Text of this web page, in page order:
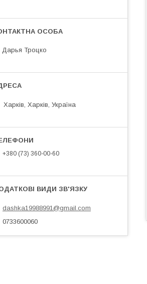
Дарья Троцко
Харків, Харків, Україна
+380 (73) 360-00-60
dashka19988991@gmail.com
0733600060